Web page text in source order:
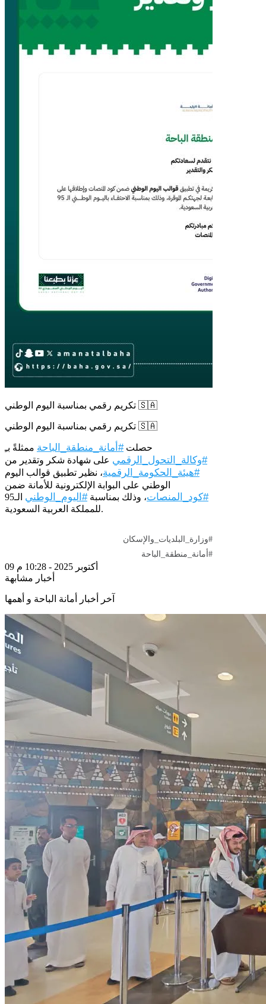
تكريم رقمي بمناسبة اليوم الوطني 🇸🇦
تكريم رقمي بمناسبة اليوم الوطني 🇸🇦
حصلت#أمانة_منطقة_الباحة ممثلةً بـِ
#وكالة_التحول_الرقمي على شهادة شكر وتقدير من
#هيئة_الحكومة_الرقمية، نظير تطبيق قوالب اليوم
الوطني على البوابة الإلكترونية للأمانة ضمن
#كود_المنصات، وذلك بمناسبة#اليوم_الوطني
الـ95
للمملكة العربية السعودية.
#وزارة_البلديات_والإسكان
#أمانة_منطقة_الباحة
09 أكتوبر 2025 - 10:28 م
أخبار مشابهة
آخر أخبار أمانة الباحة و أهمها